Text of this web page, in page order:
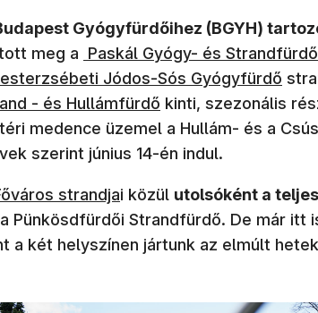
Gyógyfürdőihez (BGYH)
meg a Paskál Gyógy- és Strandfürdő
Jódos-Sós Gyógyfürdő
- és Hullámfürdő kinti, szezonális
medence üzemel a Hullám- és a
szerint június 14-én indul.
strandjai közül utolsóként a
Pünkösdfürdői Strandfürdő. De már itt
a két helyszínen jártunk az elmúlt